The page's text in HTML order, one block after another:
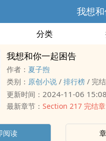
我想
分类
我想和你一起困告
作者： 夏子煦
类别： 原创小说 / 排行榜 / 完结
更新时间： 2024-11-06
最新章节： Section 217 完结
阅读